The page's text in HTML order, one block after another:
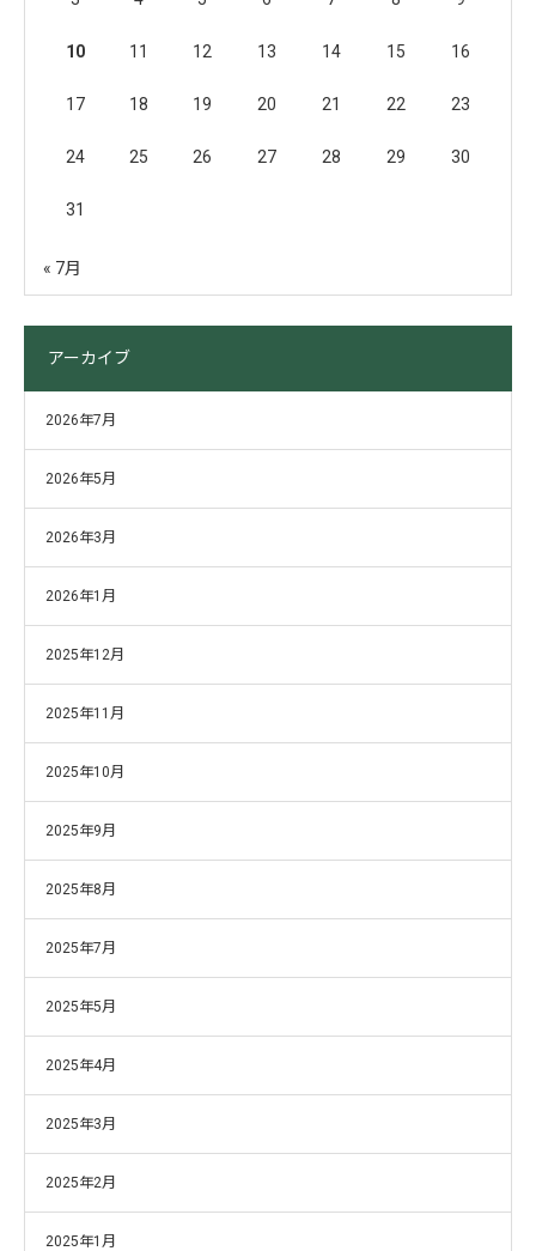
10 11 12 13 14 15 16
17 18 19 20 21 22 23
24 25 26 27 28 29 30
31
« 7月
アーカイブ
2026年7月
2026年5月
2026年3月
2026年1月
2025年12月
2025年11月
2025年10月
2025年9月
2025年8月
2025年7月
2025年5月
2025年4月
2025年3月
2025年2月
2025年1月